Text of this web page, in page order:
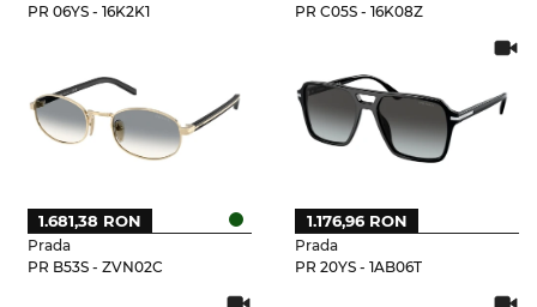
PR 06YS - 16K2K1
PR C05S - 16K08Z
Prada
PR B53S - ZVN02C
1.681,38 RON
Prada
PR 20YS - 1AB06T
1.176,96 RON